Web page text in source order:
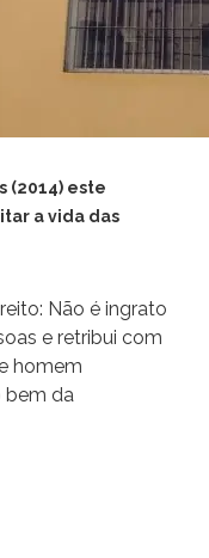
(2014) este
a vida das
Não é ingrato
e retribui com
homem
bem da